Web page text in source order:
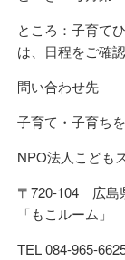
ところ：子育て
は、日程をご確
問い合わせ先
子育て・子育ち
NPO法人こども
〒720-104 広島
「もこルーム」
TEL 084-965-